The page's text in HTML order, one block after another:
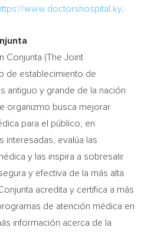
www.doctorshospital.ky.
Conjunta (The Joint
de establecimiento de
antiguo y grande de la nación
organizmo busca mejorar
para el público, en
interesadas, evalúa las
y las inspira a sobresalir
y efectiva de la más alta
acredita y certifica a más
de atención médica en
información acerca de la